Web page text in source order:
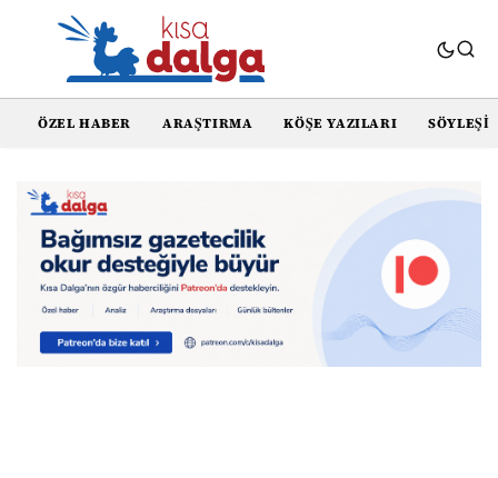
ÖZEL HABER ARAŞTIRMA KÖŞE YAZILARI SÖYLEŞI